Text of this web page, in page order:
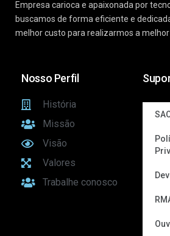
Empresa carioca e apaixonada por
buscamos de forma eficiente e
melhor custo para realizarmos a melhor
Nosso Perfil
História
Missão
Visão
Valores
Trabalhe conosco